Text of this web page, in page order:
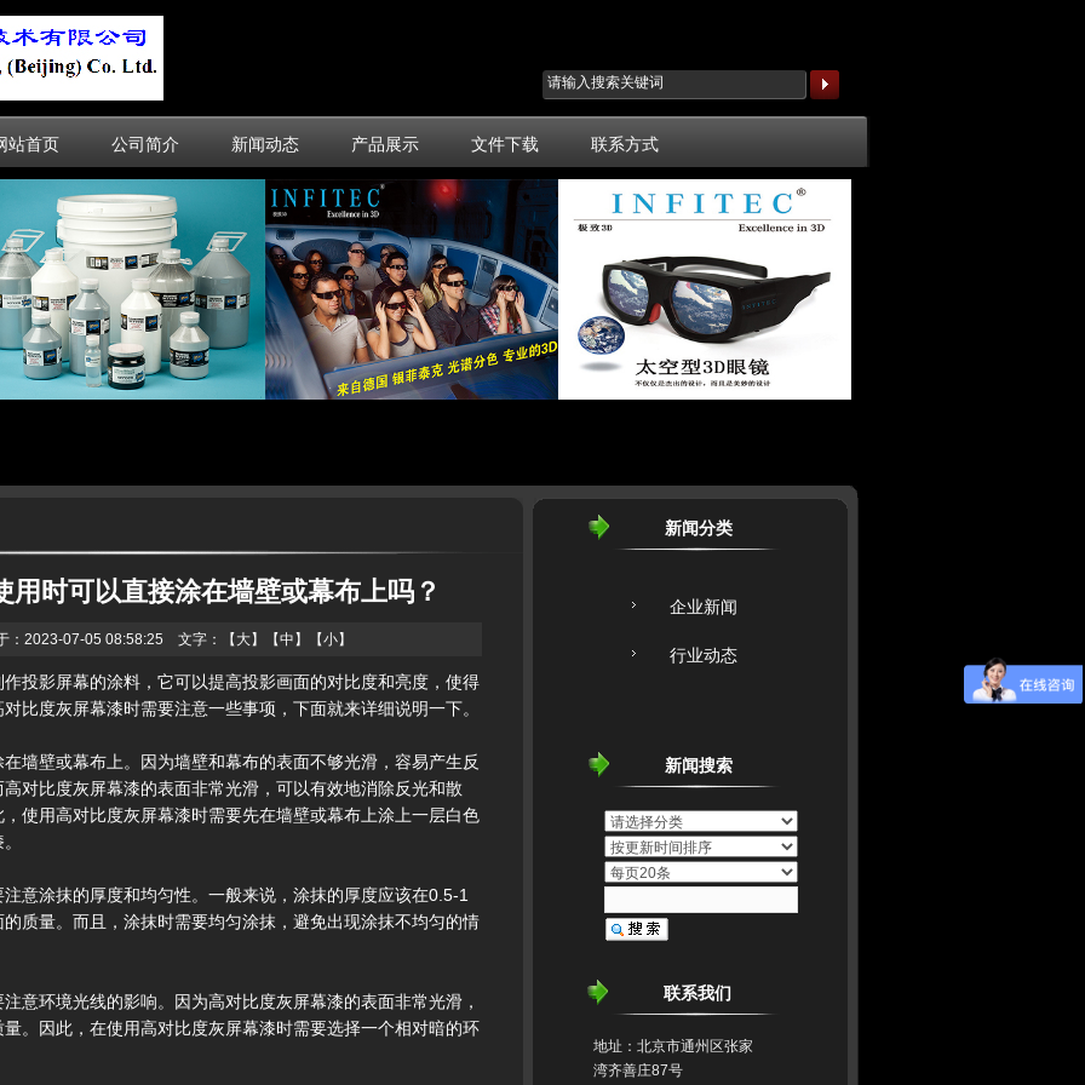
站首页 公司简介 新闻动态 产品展示 文件下载 联系方式
联系我们
地址：北京市通州区张家
湾齐善庄87号
新闻搜索
新闻分类
企业新闻
行业动态
用时可以直接涂在墙壁或幕布上吗？
：2023-07-05 08:58:25 文字：【 大】【中 】【小】
投影屏幕的涂料，它可以提高投影画面的对比度和亮度，使得
比度灰屏幕漆时需要注意一些事项，下面就来详细说明一下。
墙壁或幕布上。因为墙壁和幕布的表面不够光滑，容易产生反
对比度灰屏幕漆的表面非常光滑，可以有效地消除反光和散
使用高对比度灰屏幕漆时需要先在墙壁或幕布上涂上一层白色
意涂抹的厚度和均匀性。一般来说，涂抹的厚度应该在0.5-1
质量。而且，涂抹时需要均匀涂抹，避免出现涂抹不均匀的情
意环境光线的影响。因为高对比度灰屏幕漆的表面非常光滑，
。因此，在使用高对比度灰屏幕漆时需要选择一个相对暗的环